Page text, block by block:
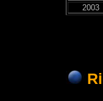
2003